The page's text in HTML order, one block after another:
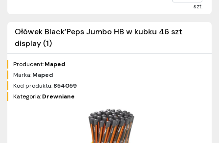
szt.
Ołówek Black’Peps Jumbo HB w kubku 46 szt
display (1)
Producent:Maped
Marka:Maped
Kod produktu:854059
Kategoria:Drewniane